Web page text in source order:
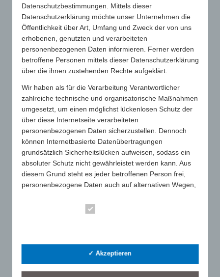
Profil
Aufgaben & Ziele
Leistungen
Vorstand & Team
Mitgliederliste
Storelocator
FAQ
Ehrenkodex
SUCHE
Datenschutzbestimmungen. Mittels dieser
Datenschutzerklärung möchte unser Unternehmen die
Öffentlichkeit über Art, Umfang und Zweck der von uns
erhobenen, genutzten und verarbeiteten
personenbezogenen Daten informieren. Ferner werden
betroffene Personen mittels dieser Datenschutzerklärung
über die ihnen zustehenden Rechte aufgeklärt.
Wir haben als für die Verarbeitung Verantwortlicher
zahlreiche technische und organisatorische Maßnahmen
umgesetzt, um einen möglichst lückenlosen Schutz der
über diese Internetseite verarbeiteten
personenbezogenen Daten sicherzustellen. Dennoch
können Internetbasierte Datenübertragungen
grundsätzlich Sicherheitslücken aufweisen, sodass ein
absoluter Schutz nicht gewährleistet werden kann. Aus
diesem Grund steht es jeder betroffenen Person frei,
personenbezogene Daten auch auf alternativen Wegen,
Begrifflichkeiten, die durch den Europäischen Richtlinien-
und Verordnungsgeber beim Erlass der Datenschutz-
Grundverordnung (DS-GVO) verwendet wurden. Unsere
✓ Akzeptieren